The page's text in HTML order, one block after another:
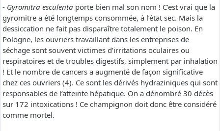
- Gyromitra esculenta porte bien mal son nom ! C’est vrai que la
gyromitre a été longtemps consommée, à l’état sec. Mais la
dessiccation ne fait pas disparaître totalement le poison. En
Pologne, les ouvriers travaillant dans les entreprises de
séchage sont souvent victimes d’irritations oculaires ou
respiratoires et de troubles digestifs, simplement par inhalation
! Et le nombre de cancers a augmenté de façon significative
chez ces ouvriers (4). Ce sont les dérivés hydraziniques qui sont
responsables de l’atteinte hépatique. On a dénombré 30 décès
sur 172 intoxications ! Ce champignon doit donc être considéré
comme mortel.